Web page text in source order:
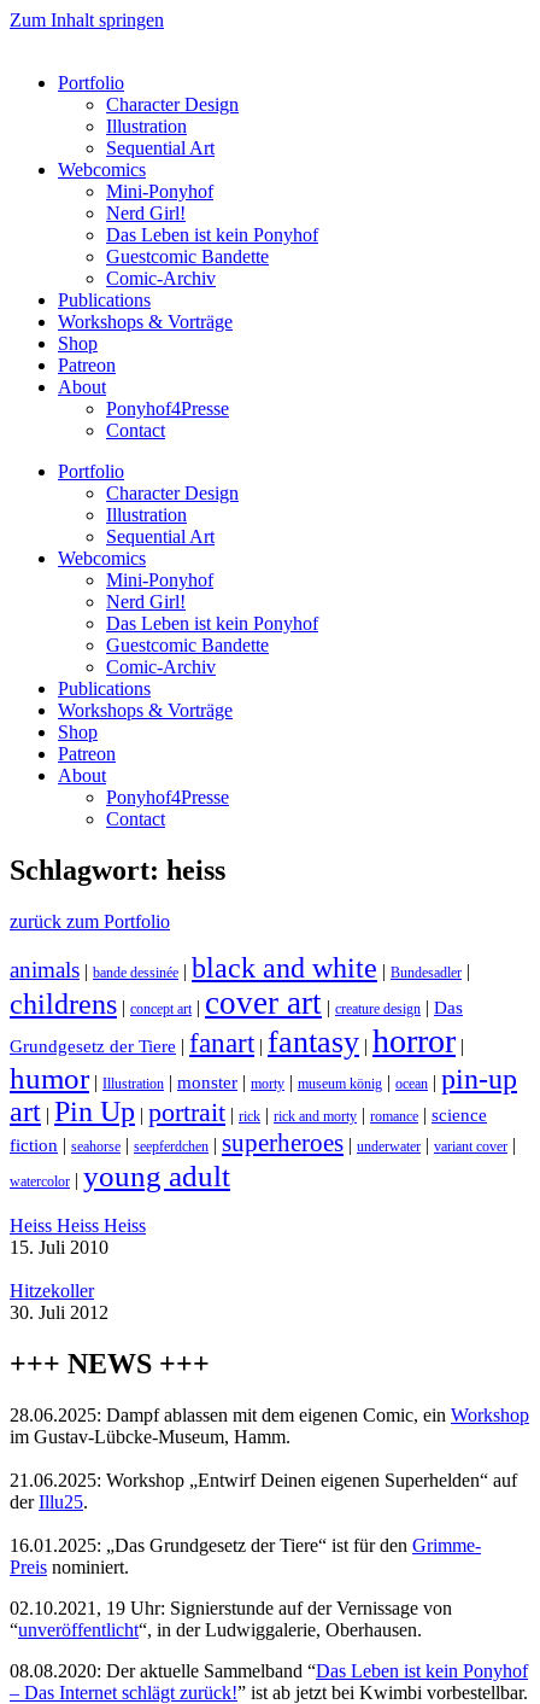
Zum Inhalt springen
Portfolio
Character Design
Illustration
Sequential Art
Webcomics
Mini-Ponyhof
Nerd Girl!
Das Leben ist kein Ponyhof
Guestcomic Bandette
Comic-Archiv
Publications
Workshops & Vorträge
Shop
Patreon
About
Ponyhof4Presse
Contact
Portfolio
Character Design
Illustration
Sequential Art
Webcomics
Mini-Ponyhof
Nerd Girl!
Das Leben ist kein Ponyhof
Guestcomic Bandette
Comic-Archiv
Publications
Workshops & Vorträge
Shop
Patreon
About
Ponyhof4Presse
Contact
Schlagwort: heiss
zurück zum Portfolio
animals | bande dessinée | black and white | Bundesadler |
childrens | concept art | cover art | creature design | Das
Grundgesetz der Tiere | fanart | fantasy | horror |
humor| Illustration | monster | morty | museum könig | ocean | pin-up
art | Pin Up | portrait | rick | rick and morty | romance | science
fiction | seahorse | seepferdchen | superheroes | underwater | variant cover |
watercolor | young adult
Heiss Heiss Heiss
15. Juli 2010
Hitzekoller
30. Juli 2012
+++ NEWS +++
28.06.2025: Dampf ablassen mit dem eigenen Comic, ein Workshop
im Gustav-Lübcke-Museum, Hamm.
21.06.2025: Workshop „Entwirf Deinen eigenen Superhelden“ auf
derIllu25.
16.01.2025: „Das Grundgesetz der Tiere“ ist für den Grimme-
Preis nominiert.
02.10.2021, 19 Uhr: Signierstunde auf der Vernissage von
“unveröffentlicht“, in der Ludwiggalerie, Oberhausen.
08.08.2020: Der aktuelle Sammelband “Das Leben ist kein Ponyhof
– Das Internet schlägt zurück!” ist ab jetzt bei Kwimbi vorbestellbar.